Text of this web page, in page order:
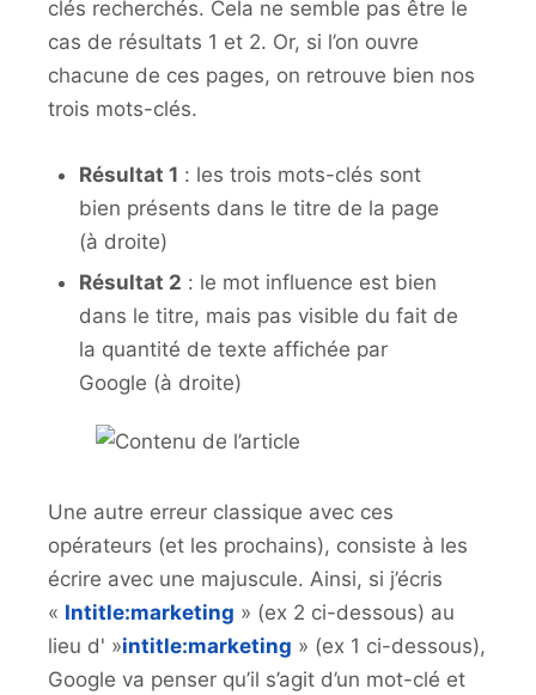
clés recherchés. Cela ne semble pas être le
cas de résultats 1 et 2. Or, si l’on ouvre
chacune de ces pages, on retrouve bien nos
trois mots-clés.
Résultat 1 : les trois mots-clés sont
bien présents dans le titre de la page
(à droite)
Résultat 2 : le mot influence est bien
dans le titre, mais pas visible du fait de
la quantité de texte affichée par
Google (à droite)
Une autre erreur classique avec ces
opérateurs (et les prochains), consiste à les
écrire avec une majuscule. Ainsi, si j’écris
« Intitle:marketing » (ex 2 ci-dessous) au
lieu d' »intitle:marketing » (ex 1 ci-dessous),
Google va penser qu’il s’agit d’un mot-clé et